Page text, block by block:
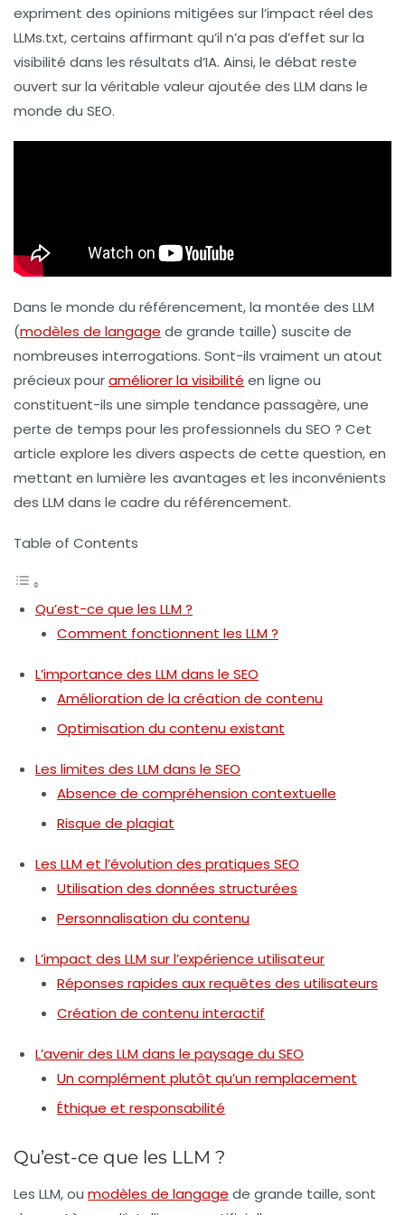
expriment des opinions mitigées sur l’impact réel des
LLMs.txt, certains affirmant qu’il n’a pas d’effet sur la
visibilité dans les résultats d’IA. Ainsi, le débat reste
ouvert sur la véritable valeur ajoutée des LLM dans le
monde du SEO.
Dans le monde du référencement, la montée des LLM
(modèles de langage de grande taille) suscite de
nombreuses interrogations. Sont-ils vraiment un atout
précieux pouraméliorer la visibilité en ligne ou
constituent-ils une simple tendance passagère, une
perte de temps pour les professionnels du SEO ? Cet
article explore les divers aspects de cette question, en
mettant en lumière les avantages et les inconvénients
des LLM dans le cadre du référencement.
Table of Contents
Qu’est-ce que les LLM ?
Comment fonctionnent les LLM ?
L’importance des LLM dans le SEO
Amélioration de la création de contenu
Optimisation du contenu existant
Les limites des LLM dans le SEO
Absence de compréhension contextuelle
Risque de plagiat
Les LLM et l’évolution des pratiques SEO
Utilisation des données structurées
Personnalisation du contenu
L’impact des LLM sur l’expérience utilisateur
Réponses rapides aux requêtes des utilisateurs
Création de contenu interactif
L’avenir des LLM dans le paysage du SEO
Un complément plutôt qu’un remplacement
Éthique et responsabilité
Qu’est-ce que les LLM ?
Les LLM, ou modèles de langage de grande taille, sont